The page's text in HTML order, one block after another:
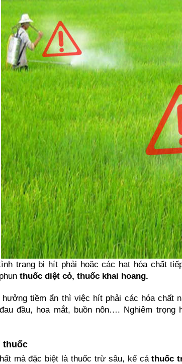
trạng bị hít phải hoặc các hạt hóa chất
thuốc diệt cỏ, thuốc khai hoang.
hưởng tiềm ẩn thì việc hít phải các hóa chất
đầu, hoa mắt, buồn nôn…. Nghiêm
thuốc
mà đặc biệt là thuốc trừ sâu, kể cả thuốc